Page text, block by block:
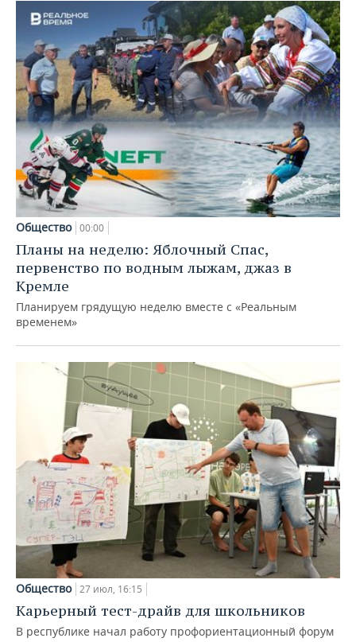
Общество 00:00
Планы на неделю: Яблочный Спас,
первенство по водным лыжам, джаз в
Кремле
Планируем грядущую неделю вместе с «Реальным
временем»
Общество 27 июл, 16:15
Карьерный тест-драйв для школьников
В республике начал работу профориентационный форум